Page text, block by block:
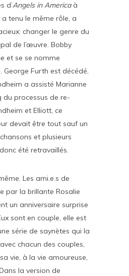
d’Angels in Americaà
tenu le même rôle, a
changer le genre du
de l’œuvre. Bobby
et se se nomme
George Furth est décédé,
a assisté Marianne
processus de re-
et Elliott, ce
devait être tout sauf un
et plusieurs
été retravaillés.
Les ami.e.s de
par la brillante Rosalie
un anniversaire surprise
sont en couple, elle est
série de saynètes qui la
chacun des couples,
vie, à la vie amoureuse,
la version de